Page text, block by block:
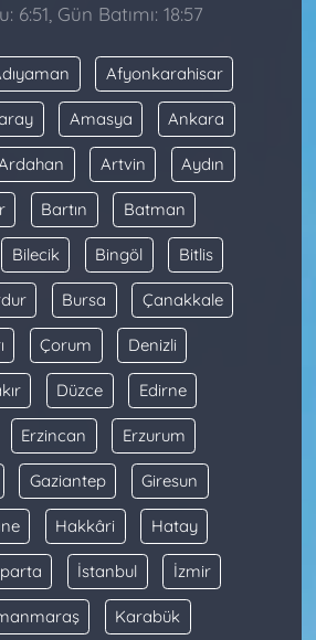
6:51, Gün Batımı: 18:57
Afyonkarahisar
Amasya Ankara
Artvin Aydın
Bartın Batman
Bilecik Bingöl Bitlis
Bursa Çanakkale
Çorum Denizli
Düzce Edirne
Erzincan Erzurum
Gaziantep Giresun
Hakkâri Hatay
İstanbul İzmir
Karabük